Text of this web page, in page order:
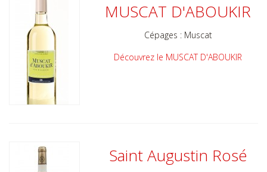
MUSCAT D'ABOUKIR
Cépages : Muscat
Découvrez le MUSCAT D'ABOUKIR
Saint Augustin Rosé